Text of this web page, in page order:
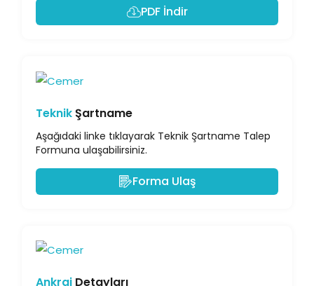
PDF İndir
Teknik Şartname
Aşağıdaki linke tıklayarak Teknik Şartname Talep
Formuna ulaşabilirsiniz.
Forma Ulaş
Ankraj Detayları